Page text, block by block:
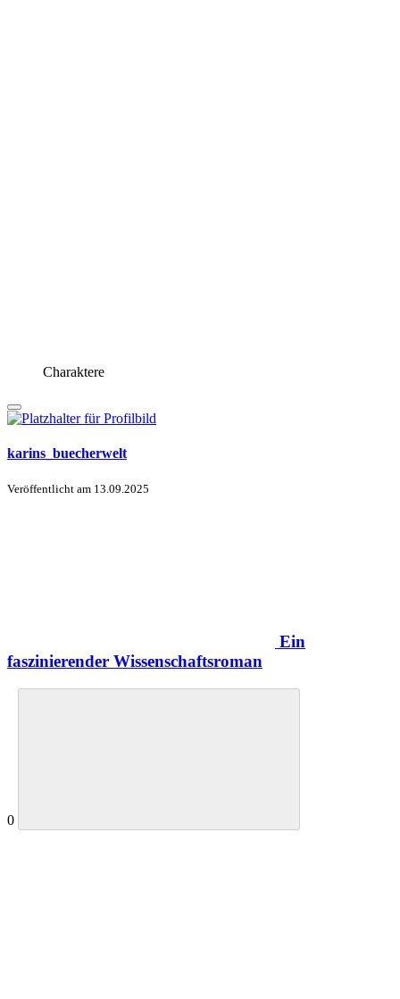
Charaktere
karins_buecherwelt
Veröffentlicht am 13.09.2025
Ein
faszinierender Wissenschaftsroman
0